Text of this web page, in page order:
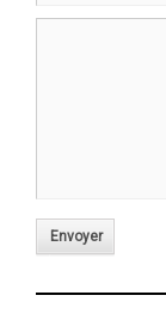
Envoyer